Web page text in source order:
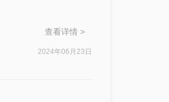
查看详情 >
2024年06月23日